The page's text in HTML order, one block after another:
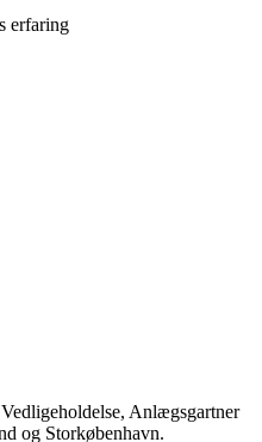
erfaring
Anlægsgartner
og Storkøbenhavn.